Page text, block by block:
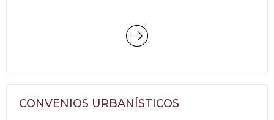
CONVENIOS URBANÍSTICOS